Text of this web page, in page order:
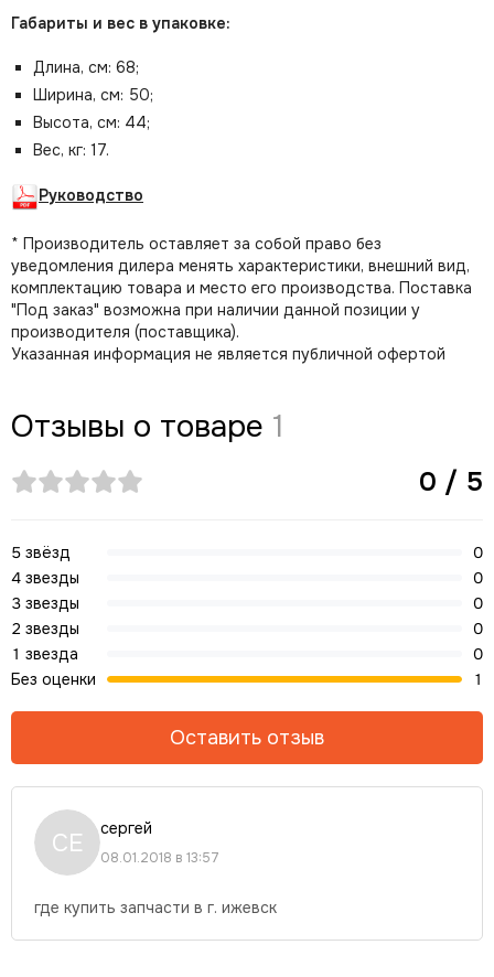
Габариты и вес в упаковке:
Длина, см: 68;
Ширина, см: 50;
Высота, см: 44;
Вес, кг: 17.
Руководство
* Производитель оставляет за собой право без
уведомления дилера менять характеристики, внешний вид,
комплектацию товара и место его производства. Поставка
"Под заказ" возможна при наличии данной позиции у
производителя (поставщика).
Указанная информация не является публичной офертой
Отзывы о товаре 1
СЕ сергей
08.01.2018 в 13:57
где купить запчасти в г. ижевск
0 / 5
5 звёзд
0
4 звезды
0
3 звезды
0
2 звезды
0
1 звезда
0
Без оценки
1
Оставить отзыв